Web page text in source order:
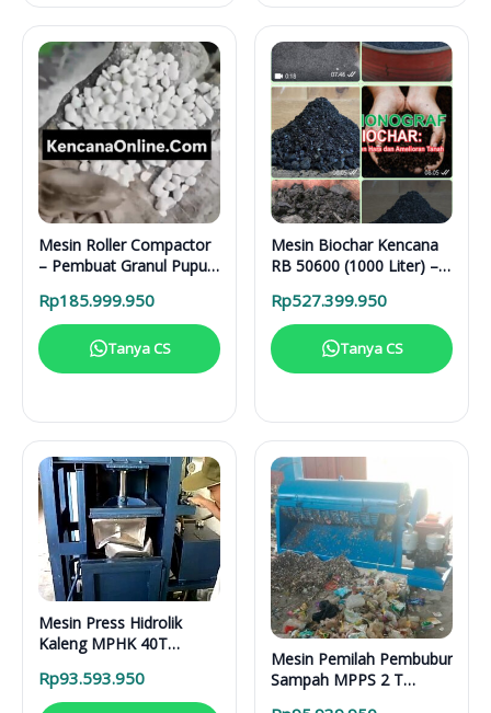
Mesin Roller Compactor
– Pembuat Granul Pupuk
Rp185.999.950
Tanya CS
Mesin Biochar Kencana
RB 50600 (1000 Liter) –
Lengkap
Rp527.399.950
Tanya CS
Mesin Press Hidrolik
Kaleng MPHK 40T
Rp93.593.950
Mesin Pemilah Pembubur
Sampah MPPS 2 T